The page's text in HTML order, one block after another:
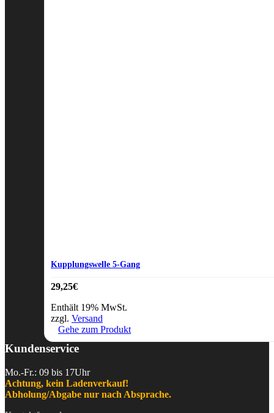
Kupplungswelle 5-Gang
29,25€
Enthält 19% MwSt.
zzgl. Versand
Gehe zum Produkt
Kundenservice
Mo.-Fr.: 09 bis 17Uhr
Achtung, kein Ladenverkauf!
Abholung/Abgabe nur nach Absprache.